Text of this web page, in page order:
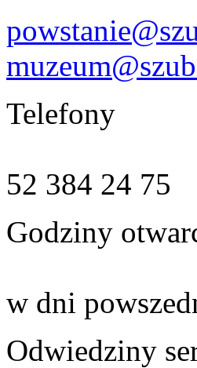
Telefony
52 384 24 75
Godziny
w dni
Odwiedziny